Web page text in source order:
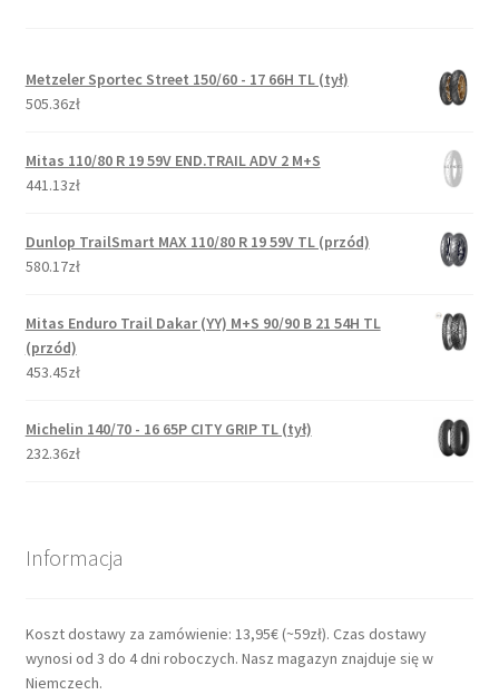
Metzeler Sportec Street 150/60 - 17 66H TL (tył)
505.36zł
Mitas 110/80 R 19 59V END.TRAIL ADV 2 M+S
441.13zł
Dunlop TrailSmart MAX 110/80 R 19 59V TL (przód)
580.17zł
Mitas Enduro Trail Dakar (YY) M+S 90/90 B 21 54H TL
(przód)
453.45zł
Michelin 140/70 - 16 65P CITY GRIP TL (tył)
232.36zł
Informacja
Koszt dostawy za zamówienie: 13,95€ (~59zł). Czas dostawy
wynosi od 3 do 4 dni roboczych. Nasz magazyn znajduje się w
Niemczech.